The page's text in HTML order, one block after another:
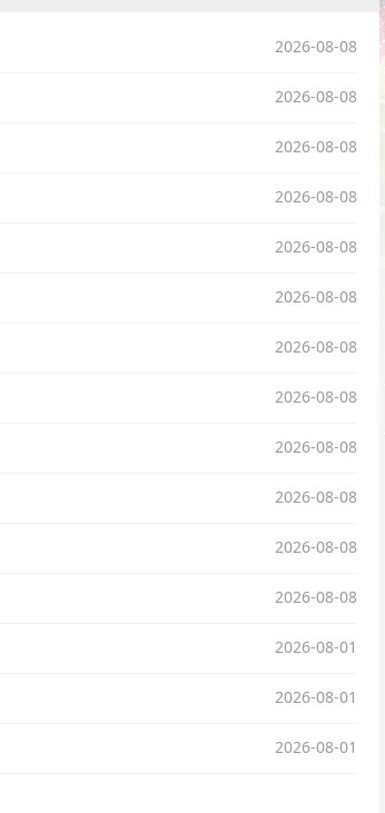
2026-08-08
2026-08-08
2026-08-08
2026-08-08
2026-08-08
2026-08-08
2026-08-08
2026-08-08
2026-08-08
2026-08-08
2026-08-08
2026-08-08
2026-08-01
2026-08-01
2026-08-01